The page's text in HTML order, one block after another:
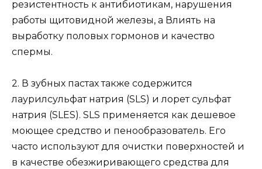
резистентность к антибиотикам, нарушения
работы щитовидной железы, а Влиять на
выработку половых гормонов и качество
спермы.
2. В зубных пастах также содержится
лаурилсульфат натрия (SLS) и лорет сульфат
натрия (SLES). SLS применяется как дешевое
моющее средство и пенообразователь. Его
часто используют для очистки поверхностей и
в качестве обезжиривающего средства для